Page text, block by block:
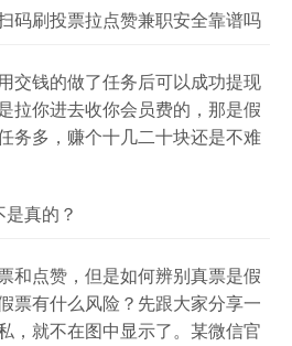
码刷投票拉点赞兼职安全靠谱吗
交钱的做了任务后可以成功提现
拉你进去收你会员费的，那是假
务多，赚个十几二十块还是不难
真的？
和点赞，但是如何辨别真票是假
票有什么风险？先跟大家分享一
，就不在图中显示了。某微信官